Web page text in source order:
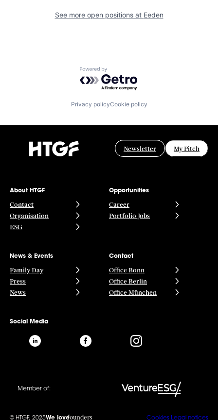
See more open positions at Eeden
Powered by Getro.com
Privacy policyCookie policy
Newsletter My Pitch
About HTGF
Contact
Organisation
ESG
Opportunities
Career
Portfolio Jobs
News & Events
Family Day
Press
News
Contact
Office Bonn
Office Berlin
Office München
Social Media
Member of:
© HTGF, 2025We lovefounders Cookies Legal notices